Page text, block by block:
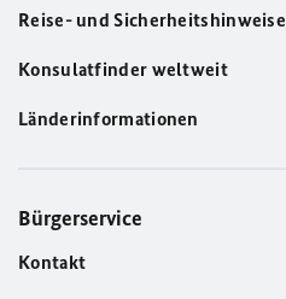
Reise- und Sicherheitshinweise
Konsulatfinder weltweit
Länderinformationen
Bürgerservice
Kontakt